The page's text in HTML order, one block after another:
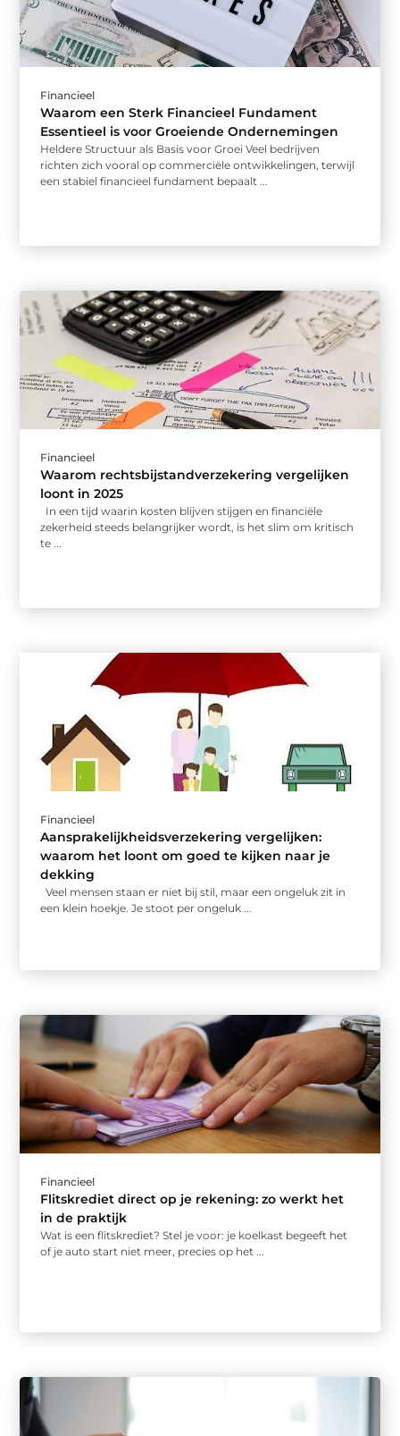
Financieel
Waarom een Sterk Financieel Fundament
Essentieel is voor Groeiende Ondernemingen
Heldere Structuur als Basis voor Groei Veel bedrijven
richten zich vooral op commerciële ontwikkelingen, terwijl
een stabiel financieel fundament bepaalt ...
Financieel
Waarom rechtsbijstandverzekering vergelijken
loont in 2025
In een tijd waarin kosten blijven stijgen en financiële
zekerheid steeds belangrijker wordt, is het slim om kritisch
te ...
Financieel
Aansprakelijkheidsverzekering vergelijken:
waarom het loont om goed te kijken naar je
dekking
Veel mensen staan er niet bij stil, maar een ongeluk zit in
een klein hoekje. Je stoot per ongeluk ...
Financieel
Flitskrediet direct op je rekening: zo werkt het
in de praktijk
Wat is een flitskrediet? Stel je voor: je koelkast begeeft het
of je auto start niet meer, precies op het ...